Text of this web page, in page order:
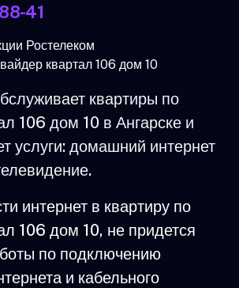
41
Ростелеком
квартал 106 дом 10
квартиры по
106 дом 10 в Ангарске и
услуги: домашний интернет
интернет в квартиру по
106 дом 10, не придется
по подключению
и кабельного